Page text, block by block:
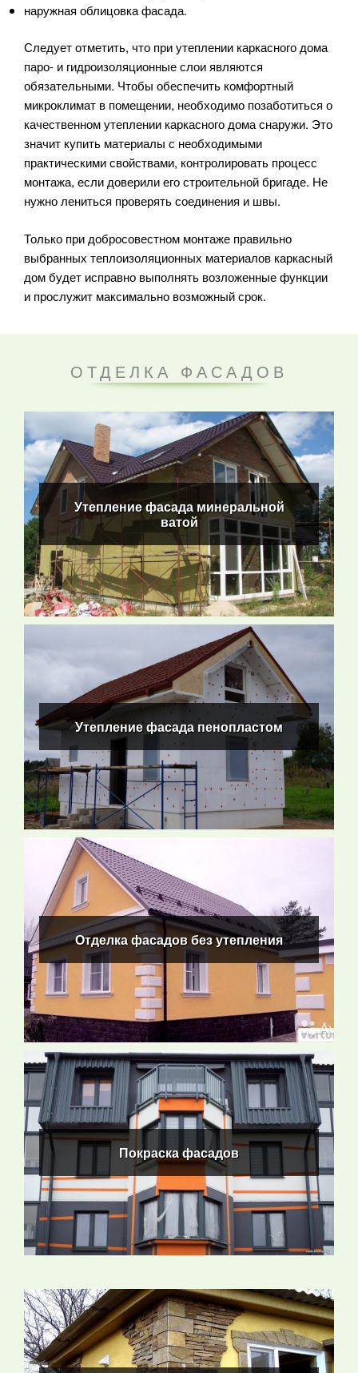
наружная облицовка фасада.
Следует отметить, что при утеплении каркасного дома
паро- и гидроизоляционные слои являются
обязательными. Чтобы обеспечить комфортный
микроклимат в помещении, необходимо позаботиться о
качественном утеплении каркасного дома снаружи. Это
значит купить материалы с необходимыми
практическими свойствами, контролировать процесс
монтажа, если доверили его строительной бригаде. Не
нужно лениться проверять соединения и швы.
Только при добросовестном монтаже правильно
выбранных теплоизоляционных материалов каркасный
дом будет исправно выполнять возложенные функции
и прослужит максимально возможный срок.
ОТДЕЛКА ФАСАДОВ
Утепление фасада минеральной
ватой
Утепление фасада минеральной ватой
ПОДРОБНЕЕ
Утепление фасада пенопластом
Утепление фасада пенопластом
ПОДРОБНЕЕ
Отделка фасадов без утепления
Отделка фасадов без утепления
ПОДРОБНЕЕ
Покраска фасадов
Покраска фасадов
ПОДРОБНЕЕ
Облицовка фасада камнем